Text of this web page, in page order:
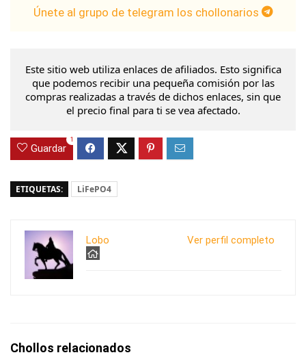
Únete al grupo de telegram los chollonarios
Este sitio web utiliza enlaces de afiliados. Esto significa
que podemos recibir una pequeña comisión por las
compras realizadas a través de dichos enlaces, sin que
el precio final para ti se vea afectado.
Guardar
1
ETIQUETAS: LiFePO4
Ver perfil completo
Lobo
Chollos relacionados